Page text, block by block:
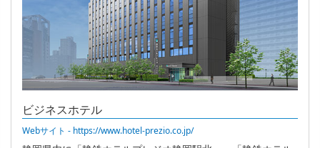
ビジネスホテル
Webサイト - https://www.hotel-prezio.co.jp/